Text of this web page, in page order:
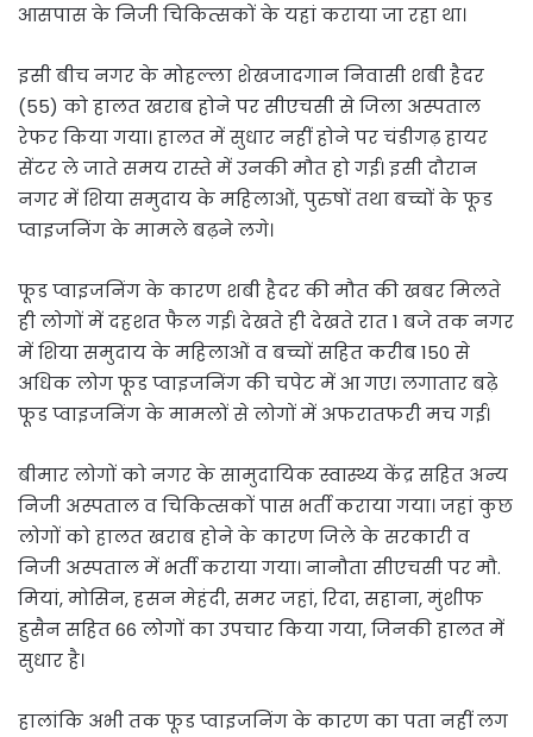
आसपास के निजी चिकित्सकों के यहां कराया जा रहा था।
इसी बीच नगर के मोहल्ला शेखजादगान निवासी शबी हैदर
(55) को हालत खराब होने पर सीएचसी से जिला अस्पताल
रेफर किया गया। हालत में सुधार नहीं होने पर चंडीगढ़ हायर
सेंटर ले जाते समय रास्ते में उनकी मौत हो गई। इसी दौरान
नगर में शिया समुदाय के महिलाओं, पुरुषों तथा बच्चों के फूड
प्वाइजनिंग के मामले बढ़ने लगे।
फूड प्वाइजनिंग के कारण शबी हैदर की मौत की खबर मिलते
ही लोगों में दहशत फैल गई। देखते ही देखते रात 1 बजे तक नगर
में शिया समुदाय के महिलाओं व बच्चों सहित करीब 150 से
अधिक लोग फूड प्वाइजनिंग की चपेट में आ गए। लगातार बढ़े
फूड प्वाइजनिंग के मामलों से लोगों में अफरातफरी मच गई।
बीमार लोगों को नगर के सामुदायिक स्वास्थ्य केंद्र सहित अन्य
निजी अस्पताल व चिकित्सकों पास भर्ती कराया गया। जहां कुछ
लोगों को हालत खराब होने के कारण जिले के सरकारी व
निजी अस्पताल में भर्ती कराया गया। नानौता सीएचसी पर मौ.
मियां, मोसिन, हसन मेहंदी, समर जहां, रिदा, सहाना, मुंशीफ
हुसैन सहित 66 लोगों का उपचार किया गया, जिनकी हालत में
सुधार है।
हालांकि अभी तक फूड प्वाइजनिंग के कारण का पता नहीं लग